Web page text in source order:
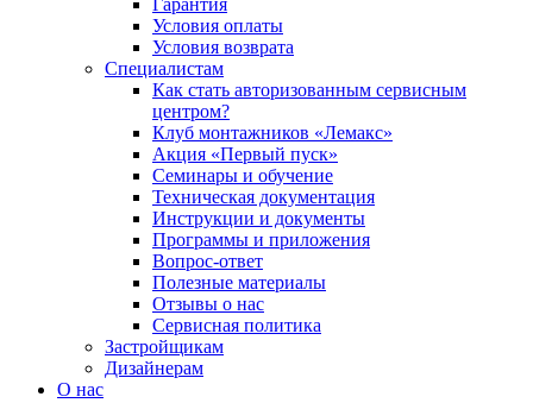
Гарантия
Условия оплаты
Условия возврата
Специалистам
Как стать авторизованным сервисным
центром?
Клуб монтажников «Лемакс»
Акция «Первый пуск»
Семинары и обучение
Техническая документация
Инструкции и документы
Программы и приложения
Вопрос-ответ
Полезные материалы
Отзывы о нас
Сервисная политика
Застройщикам
Дизайнерам
О нас